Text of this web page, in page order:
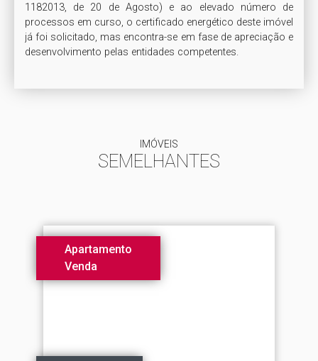
1182013, de 20 de Agosto) e ao elevado número de
processos em curso, o certificado energético deste imóvel
já foi solicitado, mas encontra-se em fase de apreciação e
IMÓVEIS
SEMELHANTES
Apartamento
Venda